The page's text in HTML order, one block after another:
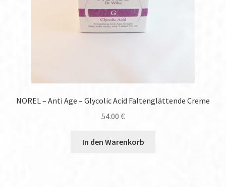
NOREL – Anti Age – Glycolic Acid Faltenglättende Creme
54.00 €
In den Warenkorb